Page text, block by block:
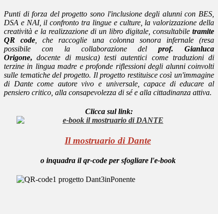
Punti di forza del progetto sono l'inclusione degli alunni con BES,
DSA e NAI, il confronto tra lingue e culture, la valorizzazione della
creatività e la realizzazione di un libro digitale, consultabile tramite
QR code , che raccoglie una colonna sonora infernale (resa
possibile con la collaborazione delprof. Gianluca
Origone,docente di musica) testi autentici come traduzioni di
terzine in lingua madre e profonde riflessioni degli alunni coinvolti
sulle tematiche del progetto. Il progetto restituisce così un'immagine
di Dante come autore vivo e universale, capace di educare al
pensiero critico, alla consapevolezza di sé e alla cittadinanza attiva.
Clicca sul link:
Il mostruario di Dante
o inquadra il qr-code per sfogliare l'e-book